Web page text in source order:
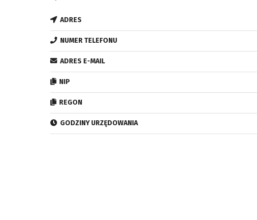
ADRES
NUMER TELEFONU
ADRES E-MAIL
NIP
REGON
GODZINY URZĘDOWANIA